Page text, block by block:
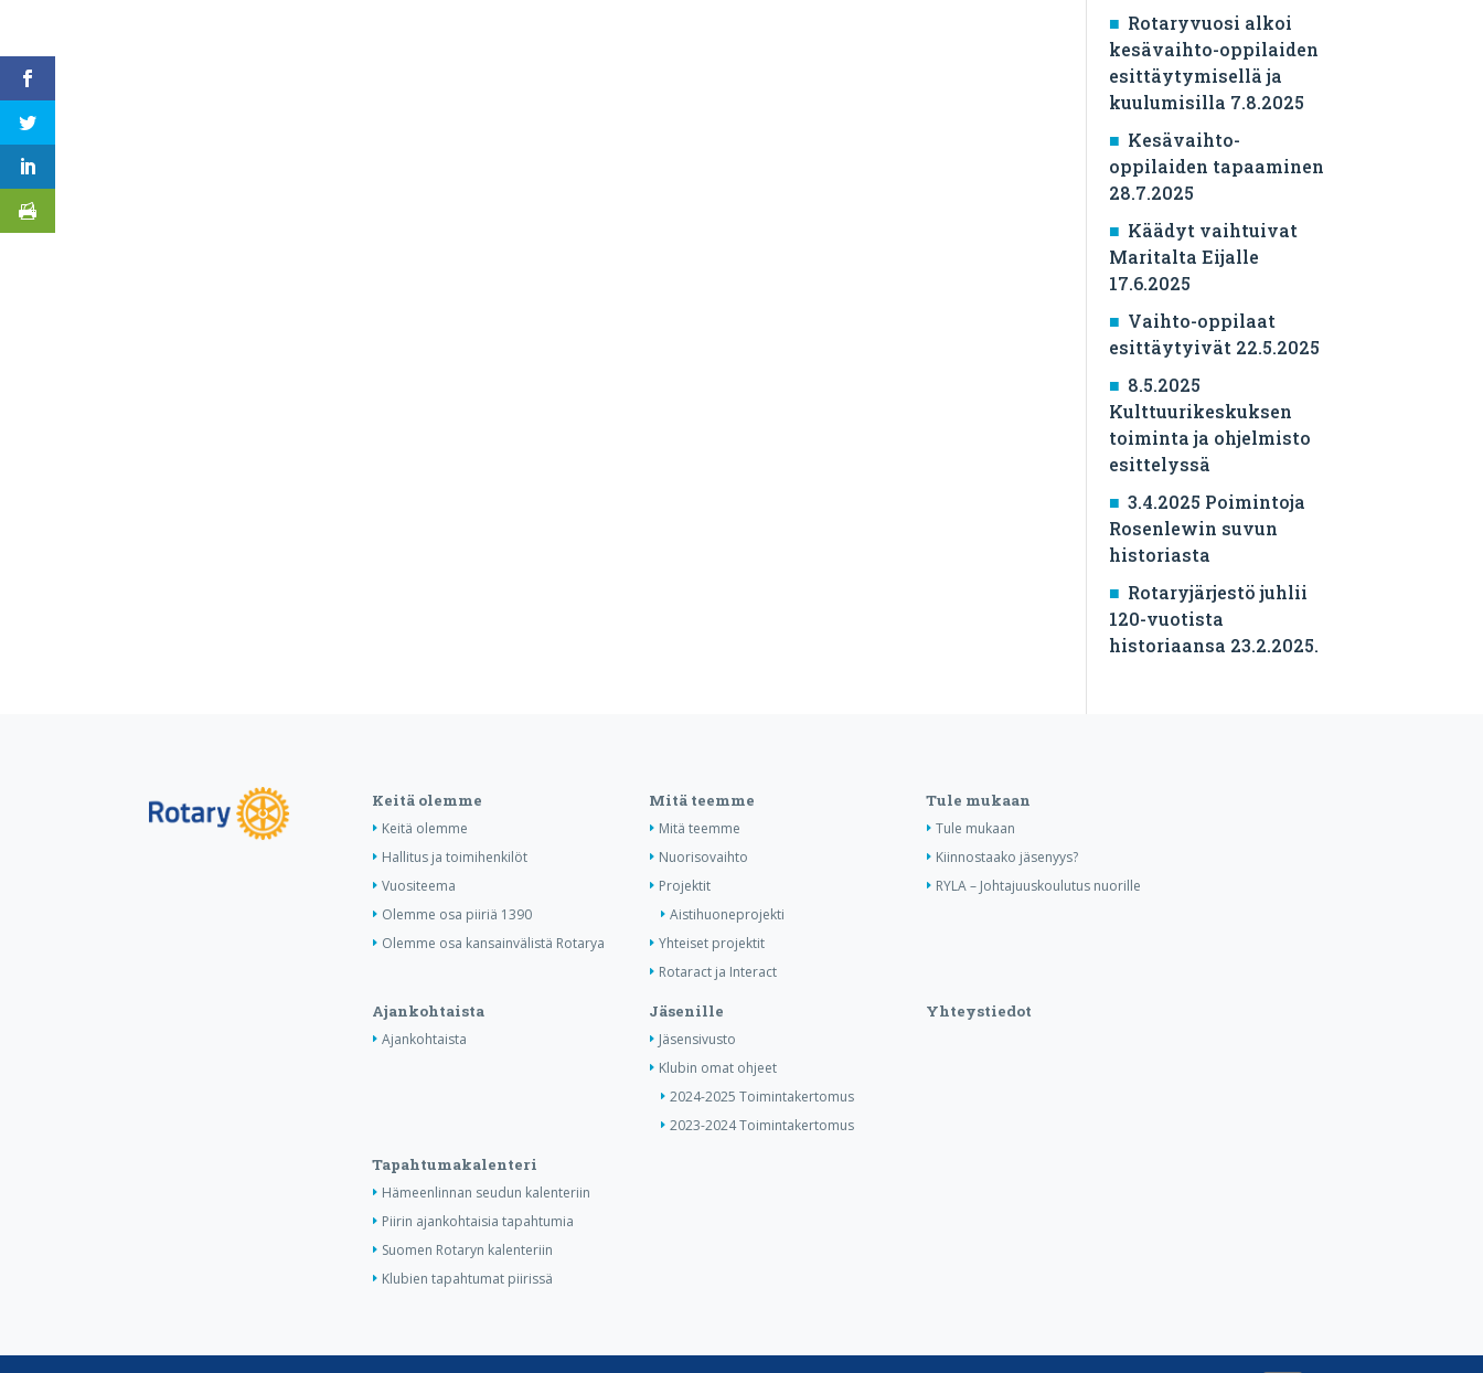
Rotaryvuosi alkoi
kesävaihto-oppilaiden
esittäytymisellä ja
kuulumisilla 7.8.2025
Kesävaihto-
oppilaiden tapaaminen
28.7.2025
Käädyt vaihtuivat
Maritalta Eijalle
17.6.2025
Vaihto-oppilaat
esittäytyivät 22.5.2025
8.5.2025
Kulttuurikeskuksen
toiminta ja ohjelmisto
esittelyssä
3.4.2025 Poimintoja
Rosenlewin suvun
historiasta
Rotaryjärjestö juhlii
120-vuotista
historiaansa 23.2.2025.
Keitä olemme
Keitä olemme
Hallitus ja toimihenkilöt
Vuositeema
Olemme osa piiriä 1390
Olemme osa kansainvälistä Rotarya
Mitä teemme
Mitä teemme
Nuorisovaihto
Projektit
Aistihuoneprojekti
Yhteiset projektit
Rotaract ja Interact
Tule mukaan
Tule mukaan
Kiinnostaako jäsenyys?
RYLA – Johtajuuskoulutus nuorille
Ajankohtaista
Ajankohtaista
Jäsenille
Jäsensivusto
Klubin omat ohjeet
2024-2025 Toimintakertomus
2023-2024 Toimintakertomus
Yhteystiedot
Tapahtumakalenteri
Hämeenlinnan seudun kalenteriin
Piirin ajankohtaisia tapahtumia
Suomen Rotaryn kalenteriin
Klubien tapahtumat piirissä